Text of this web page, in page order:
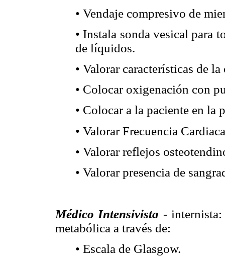
• Vendaje compresivo de
• Instala sonda vesical para
de líquidos.
• Valorar características de la
• Colocar oxigenación con
• Colocar a la paciente en
• Valorar Frecuencia
• Valorar reflejos
• Valorar presencia de
Médico Intensivista -
metabólica a través de:
• Escala de Glasgow.